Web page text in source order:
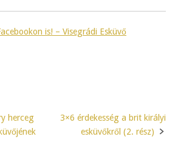
is! – Visegrádi Esküvő
herceg
3×6 érdekesség a brit királyi
esküvőkről (2. rész)